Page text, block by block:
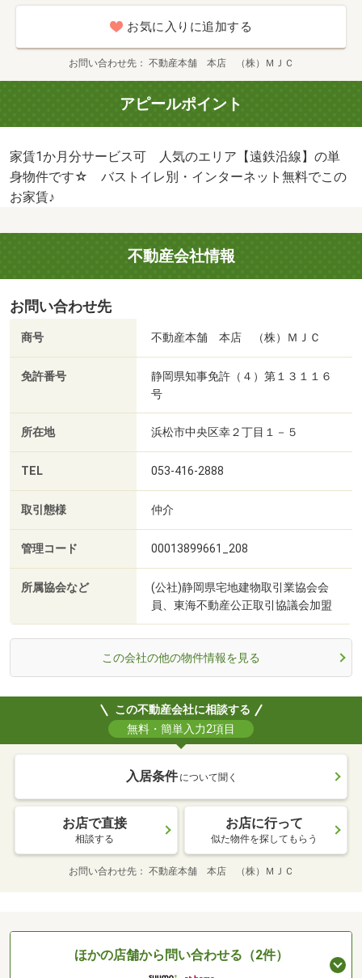
お気に入りに追加する
お問い合わせ先 不動産本舗 本店 （株）ＭＪＣ
アピールポイント
家賃1か月分サービス可 人気のエリア【遠鉄沿線】の単
身物件です☆ バストイレ別・インターネット無料でこの
お家賃♪
不動産会社情報
お問い合わせ先
商号 不動産本舗 本店 （株）ＭＪＣ
免許番号
静岡県知事免許（４）第１３１１６
号
所在地 浜松市中央区幸２丁目１－５
TEL 053-416-2888
取引態様 仲介
管理コード 00013899661_208
所属協会など
(公社)静岡県宅地建物取引業協会会
員、東海不動産公正取引協議会加盟
この会社の他の物件情報を見る
この不動産会社に相談する
無料・簡単入力2項目
入居条件 について聞く
お店で直接
相談する
お店に行って
似た物件を探してもらう
お問い合わせ先 不動産本舗 本店 （株）ＭＪＣ
ほかの店舗から問い合わせる（2件）